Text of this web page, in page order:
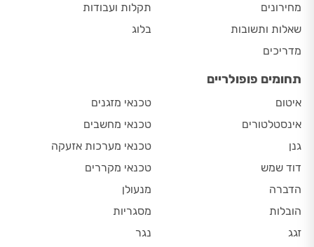
מחירונים
שאלות ותשובות
מדריכים
תקלות ועבודות
בלוג
תחומים פופולריים
איטום
אינסטלטורים
גנן
דוד שמש
הדברה
הובלות
זגג
טכנאי מזגנים
טכנאי מחשבים
טכנאי מערכות אזעקה
טכנאי מקררים
מנעולן
מסגריות
נגר